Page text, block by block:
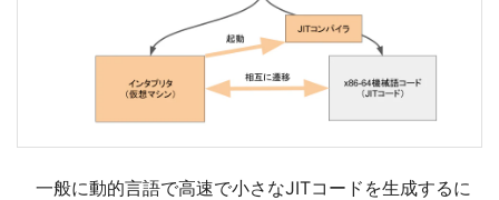
一般に動的言語で高速で小さなJITコードを生成するに